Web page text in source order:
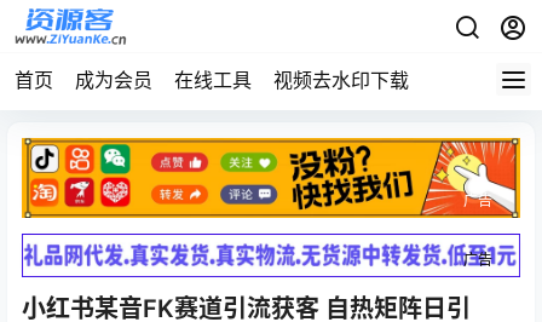
首页 成为会员 在线工具 视频去水印下载
广告
广告
小红书某音FK赛道引流获客 自热矩阵日引